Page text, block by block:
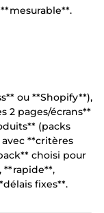
ou **Shopify**),
2 pages/écrans**
(packs
**critères
choisi pour
**rapide**,
fixes**.